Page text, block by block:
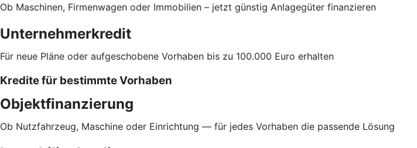
Ob Maschinen, Firmenwagen oder Immobilien – jetzt günstig Anlagegüter finanzieren
Unternehmerkredit
Für neue Pläne oder aufgeschobene Vorhaben bis zu 100.000 Euro erhalten
Kredite für bestimmte Vorhaben
Objektfinanzierung
Ob Nutzfahrzeug, Maschine oder Einrichtung — für jedes Vorhaben die passende Lösung